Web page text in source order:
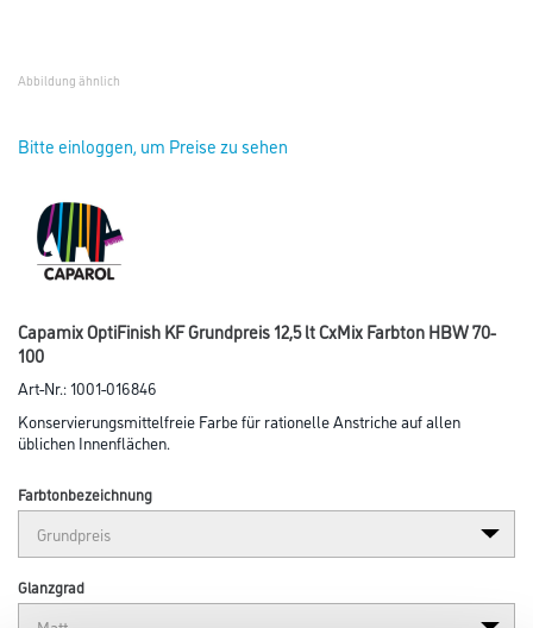
Abbildung ähnlich
Bitte einloggen, um Preise zu sehen
Capamix OptiFinish KF Grundpreis 12,5 lt CxMix Farbton HBW 70-
100
Art-Nr.:1001-016846
Konservierungsmittelfreie Farbe für rationelle Anstriche auf allen
üblichen Innenflächen.
Farbtonbezeichnung
Glanzgrad